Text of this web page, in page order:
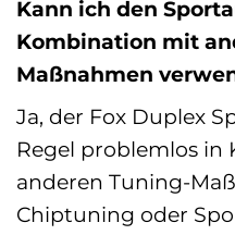
Kann ich den
Kombination mit
Maßnahmen
Ja, der Fox Duplex
Regel problemlos
anderen Tuning-
Chiptuning oder